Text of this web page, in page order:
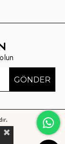
GÖNDER